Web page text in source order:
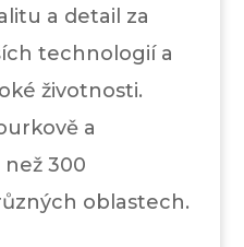
a detail za
technologií a
životnosti.
a
300
oblastech.